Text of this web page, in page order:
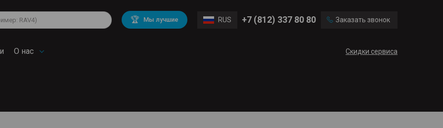
🏆 Мы лучшие RUS +7 (812) 337 80 80 Заказать звонок
О нас Скидки сервиса
Mitsubishi BMW
Chevrolet Mercedes Benz